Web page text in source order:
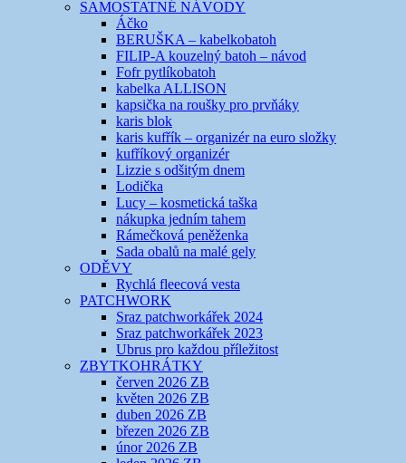
SAMOSTATNÉ NÁVODY
Áčko
BERUŠKA – kabelkobatoh
FILIP-A kouzelný batoh – návod
Fofr pytlíkobatoh
kabelka ALLISON
kapsička na roušky pro prvňáky
karis blok
karis kufřík – organizér na euro složky
kufříkový organizér
Lizzie s odšitým dnem
Lodička
Lucy – kosmetická taška
nákupka jedním tahem
Rámečková peněženka
Sada obalů na malé gely
ODĚVY
Rychlá fleecová vesta
PATCHWORK
Sraz patchworkářek 2024
Sraz patchworkářek 2023
Ubrus pro každou příležitost
ZBYTKOHRÁTKY
červen 2026 ZB
květen 2026 ZB
duben 2026 ZB
březen 2026 ZB
únor 2026 ZB